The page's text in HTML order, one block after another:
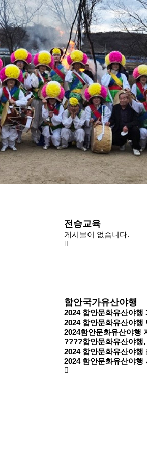
전승교육
게시물이 없습니다.
함안국가유산야행
2024 함안문화유산야
2024 함안문화유산야행
2024함안문화유산야행
????함안문화유산야
2024 함안문화유산야행
2024 함안문화유산야